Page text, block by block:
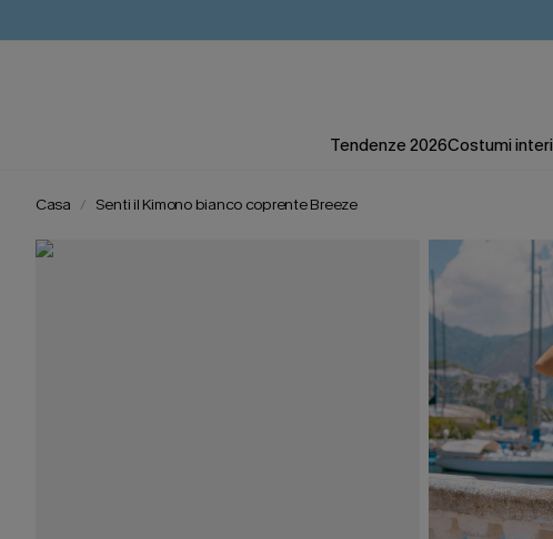
Tendenze 2026Costumi interi
Casa Senti il Kimono bianco coprente Breeze